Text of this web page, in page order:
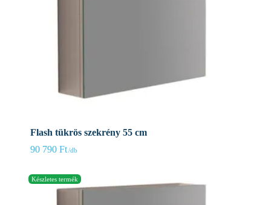
Flash tükrös szekrény 55 cm
90 790 Ft